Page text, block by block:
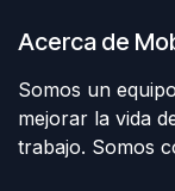
Acerca de
Somos un
mejorar la vida
trabajo. Somos